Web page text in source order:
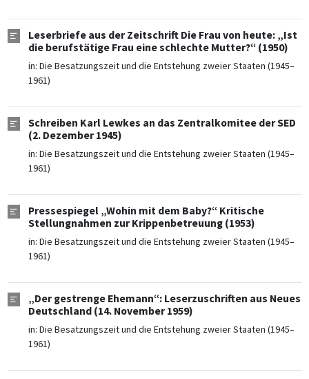
Leserbriefe aus der Zeitschrift Die Frau von heute: „Ist
die berufstätige Frau eine schlechte Mutter?“ (1950)
in: Die Besatzungszeit und die Entstehung zweier Staaten (1945–
1961)
Schreiben Karl Lewkes an das Zentralkomitee der SED
(2. Dezember 1945)
in: Die Besatzungszeit und die Entstehung zweier Staaten (1945–
1961)
Pressespiegel „Wohin mit dem Baby?“ Kritische
Stellungnahmen zur Krippenbetreuung (1953)
in: Die Besatzungszeit und die Entstehung zweier Staaten (1945–
1961)
„Der gestrenge Ehemann“: Leserzuschriften aus Neues
Deutschland (14. November 1959)
in: Die Besatzungszeit und die Entstehung zweier Staaten (1945–
1961)